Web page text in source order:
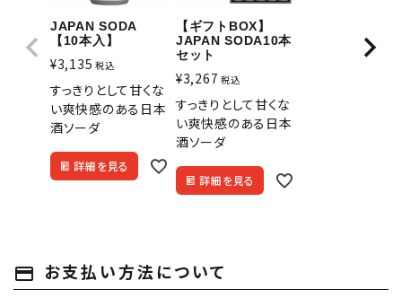
JAPAN SODA
【10本入】
¥3,135 税込
すっきりとして甘くな
い爽快感のある日本
酒ソーダ
詳細を見る
【ギフトBOX】
JAPAN SODA10本
セット
¥3,267 税込
すっきりとして甘くな
い爽快感のある日本
酒ソーダ
詳細を見る
payment お支払い方法について